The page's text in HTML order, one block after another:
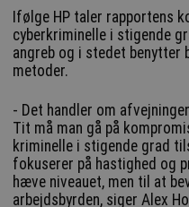
Ifølge HP taler rapportens
cyberkriminelle i stigende
angreb og i stedet benytter
metoder.
- Det handler om
Tit må man gå på
kriminelle i stigende grad
fokuserer på hastighed og
hæve niveauet, men til at
arbejdsbyrden, siger Alex